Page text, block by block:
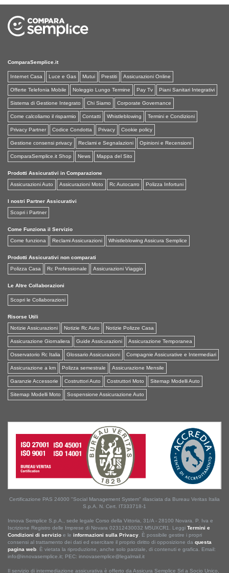
ComparaSemplice.it
Internet Casa Luce e Gas Mutui Prestiti Assicurazioni Online
Offerte Telefonia Mobile Noleggio Lungo Termine Pay Tv Piani Sanitari Integrativi
Sistema di Gestione Integrato Chi Siamo Corporate Governance
Come calcoliamo il risparmio Contatti Whistleblowing Termini e Condizioni
Privacy Partner Codice Condotta Privacy Cookie policy
Gestione consensi privacy Reclami e Segnalazioni Opinioni e Recensioni
ComparaSemplice.it Shop News Mappa del Sito
Prodotti Assicurativi in Comparazione
Assicurazioni Auto
Assicurazioni Moto Rc Autocarro Polizza Infortuni
I nostri Partner Assicurativi
Scopri i Partner
Come Funziona il Servizio
Come funziona
Reclami Assicurazioni Whistleblowing Assicura Semplice
Prodotti Assicurativi non comparati
Polizza Casa
Rc Professionale Assicurazioni Viaggio
Le Altre Collaborazioni
Scopri le Collaborazioni
Risorse Utili
Notizie Assicurazioni
Notizie Rc Auto Notizie Polizze Casa
Assicurazione Giornaliera Guide Assicurazioni Assicurazione Temporanea
Osservatorio Rc Italia Glossario Assicurazioni Compagnie Assicurative e Intermediari
Assicurazione a km Polizza semestrale Assicurazione Mensile
Garanzie Accessorie Costruttori Auto Costruttori Moto Sitemap Modelli Auto
Sitemap Modelli Moto Sospensione Assicurazione Auto
Certificazione PAS 24000 "Social Management System" rilasciata da Bureau Veritas Italia
S.p.A. N. Cert. IT333718-1
Innova Semplice S.p.A., sede legale Corso della Vittoria, 31/A - 28100 Novara. P. Iva e
Iscrizione Registro delle Imprese di Novara 02312430032 M5UXCR1. Leggi Termini e
Condizioni di servizio e le informazioni sulla Privacy. È possibile gestire i propri
consensi al trattamento dei dati ed esercitare il proprio diritto di opposizione da questa
pagina web. È vietata la riproduzione, anche solo parziale, di contenuti e grafica. Email:
info@innovasemplice.it; PEC: innovasemplice@legalmail.it
Il servizio di intermediazione assicurativa è offerto da Assicura Semplice Srl a Socio Unico,